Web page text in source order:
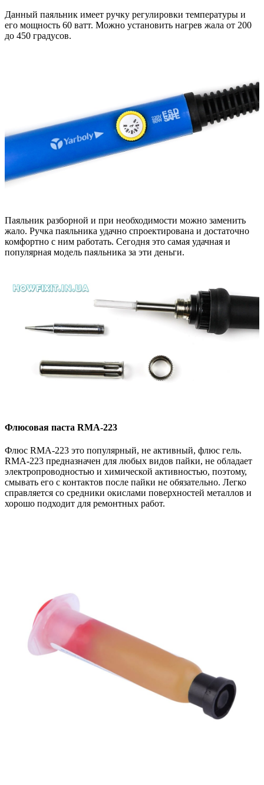
Данный паяльник имеет ручку регулировки температуры и
его мощность 60 ватт. Можно установить нагрев жала от 200
до 450 градусов.
Паяльник разборной и при необходимости можно заменить
жало. Ручка паяльника удачно спроектирована и достаточно
комфортно с ним работать. Сегодня это самая удачная и
популярная модель паяльника за эти деньги.
Флюсовая паста RMA-223
Флюс RMA-223 это популярный, не активный, флюс гель.
RMA-223 предназначен для любых видов пайки, не обладает
электропроводностью и химической активностью, поэтому,
смывать его с контактов после пайки не обязательно. Легко
справляется со средники окислами поверхностей металлов и
хорошо подходит для ремонтных работ.